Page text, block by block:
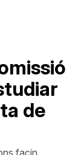
de
facin